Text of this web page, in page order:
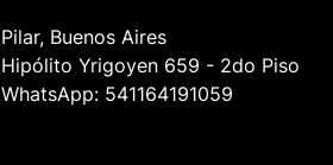
Pilar, Buenos Aires
Hipólito Yrigoyen 659 - 2do Piso
WhatsApp: 541164191059